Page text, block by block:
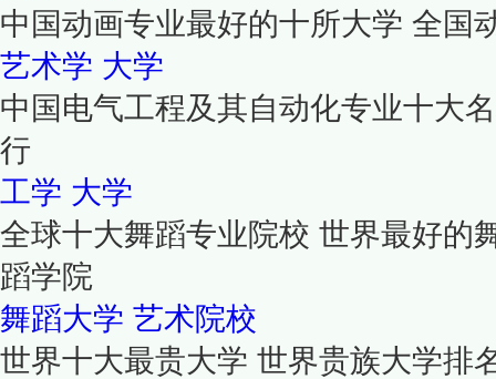
中国动画专业最好的十所大学 全国
艺术学 大学
中国电气工程及其自动化专业十大
行
工学 大学
全球十大舞蹈专业院校 世界最好的
蹈学院
舞蹈大学 艺术院校
世界十大最贵大学 世界贵族大学排